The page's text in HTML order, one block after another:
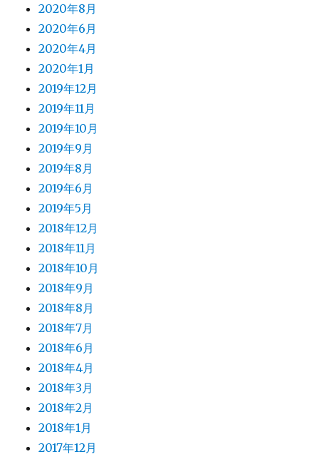
2020年8月
2020年6月
2020年4月
2020年1月
2019年12月
2019年11月
2019年10月
2019年9月
2019年8月
2019年6月
2019年5月
2018年12月
2018年11月
2018年10月
2018年9月
2018年8月
2018年7月
2018年6月
2018年4月
2018年3月
2018年2月
2018年1月
2017年12月